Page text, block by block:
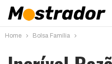
Home Bolsa Família